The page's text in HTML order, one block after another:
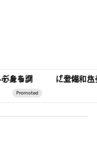
ど目にも舌にも涼を呼ぶ郷土の味 ヴァシュロン・コンスタンタ